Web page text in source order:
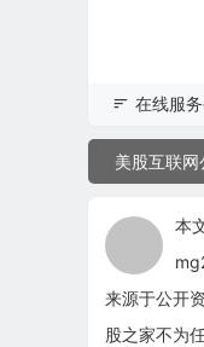
在线服
美股互联网
本
来源于公开
股之家不为